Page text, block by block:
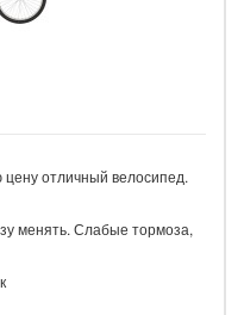
цену отличный велосипед.
менять. Слабые тормоза,